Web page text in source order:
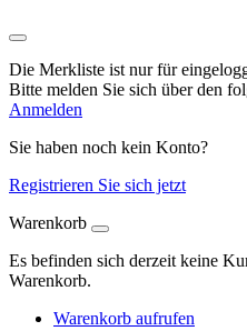
Die Merkliste ist nur für
Bitte melden Sie sich über den
Anmelden
Sie haben noch kein Konto?
Registrieren Sie sich jetzt
Warenkorb
Es befinden sich derzeit keine
Warenkorb.
Warenkorb aufrufen